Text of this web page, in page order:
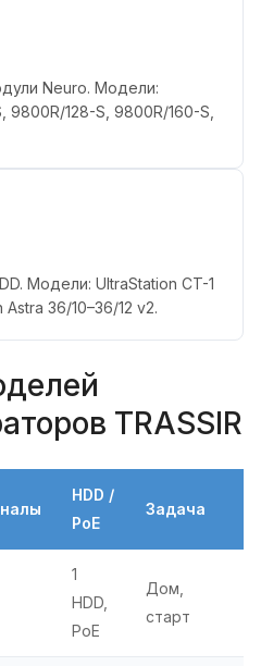
Neuro. Модели:
9800R/128-S, 9800R/160-S,
Модели: UltraStation CT-1
36/10–36/12 v2.
TRASSIR
HDD /
PoE
Задача
1
HDD,
PoE
Дом,
старт